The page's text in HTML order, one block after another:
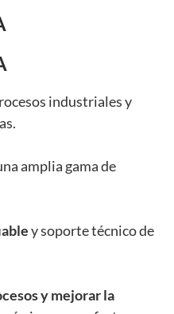
industriales y
amplia gama de
y soporte técnico de
y mejorar la